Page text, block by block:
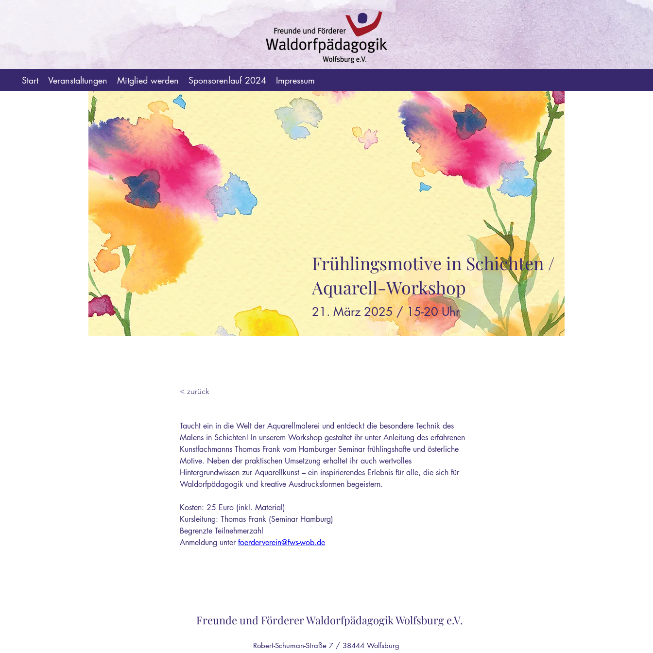
Start Veranstaltungen Mitglied werden Sponsorenlauf 2024 Impressum
Frühlingsmotive in Schichten /
Aquarell-Workshop
21. März 2025 / 15-20 Uhr
< zurück
Taucht ein in die Welt der Aquarellmalerei und entdeckt die besondere Technik des
Malens in Schichten! In unserem Workshop gestaltet ihr unter Anleitung des erfahrenen
Kunstfachmanns Thomas Frank vom Hamburger Seminar frühlingshafte und österliche
Motive. Neben der praktischen Umsetzung erhaltet ihr auch wertvolles
Hintergrundwissen zur Aquarellkunst – ein inspirierendes Erlebnis für alle, die sich für
Waldorfpädagogik und kreative Ausdrucksformen begeistern.
Kosten: 25 Euro (inkl. Material)
Kursleitung: Thomas Frank (Seminar Hamburg)
Begrenzte Teilnehmerzahl
Anmeldung unter foerderverein@fws-wob.de
Freunde und Förderer Waldorfpädagogik Wolfsburg e.V.
Robert-Schuman-Straße 7 / 38444 Wolfsburg